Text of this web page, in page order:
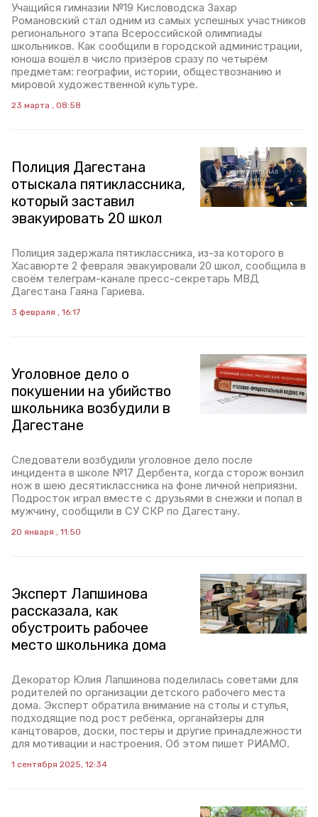
Учащийся гимназии №19 Кисловодска Захар
Романовский стал одним из самых успешных участников
регионального этапа Всероссийской олимпиады
школьников. Как сообщили в городской администрации,
юноша вошёл в число призёров сразу по четырём
предметам: географии, истории, обществознанию и
мировой художественной культуре.
23 марта , 08:58
Полиция Дагестана
отыскала пятиклассника,
который заставил
эвакуировать 20 школ
Полиция задержала пятиклассника, из-за которого в
Хасавюрте 2 февраля эвакуировали 20 школ, сообщила в
своём телеграм-канале пресс-секретарь МВД
Дагестана Гаяна Гариева.
3 февраля , 16:17
Уголовное дело о
покушении на убийство
школьника возбудили в
Дагестане
Следователи возбудили уголовное дело после
инцидента в школе №17 Дербента, когда сторож вонзил
нож в шею десятиклассника на фоне личной неприязни.
Подросток играл вместе с друзьями в снежки и попал в
мужчину, сообщили в СУ СКР по Дагестану.
20 января , 11:50
Эксперт Лапшинова
рассказала, как
обустроить рабочее
место школьника дома
Декоратор Юлия Лапшинова поделилась советами для
родителей по организации детского рабочего места
дома. Эксперт обратила внимание на столы и стулья,
подходящие под рост ребёнка, органайзеры для
канцтоваров, доски, постеры и другие принадлежности
для мотивации и настроения. Об этом пишет РИАМО.
1 сентября 2025, 12:34